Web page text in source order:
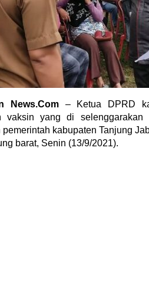
News.Com– Ketua DPRD
vaksin yang di
kabupaten Tanjung
barat, Senin (13/9/2021).